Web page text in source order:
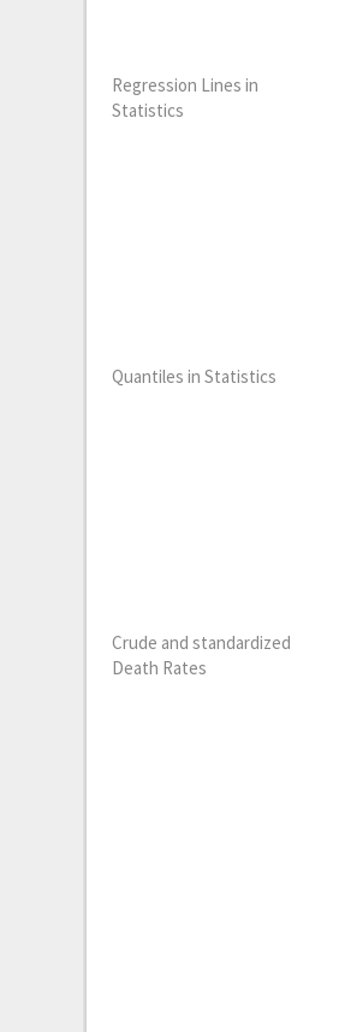
Regression Lines in
Statistics
Quantiles in Statistics
Crude and standardized
Death Rates